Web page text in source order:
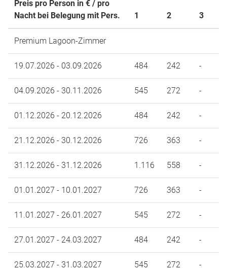
Preis pro Person in € / pro
Nacht bei Belegung mit Pers.
1 2 3
Premium Lagoon-Zimmer
19.07.2026 - 03.09.2026 484 242 -
04.09.2026 - 30.11.2026 545 272 -
01.12.2026 - 20.12.2026 484 242 -
21.12.2026 - 30.12.2026 726 363 -
31.12.2026 - 31.12.2026 1.116 558 -
01.01.2027 - 10.01.2027 726 363 -
11.01.2027 - 26.01.2027 545 272 -
27.01.2027 - 24.03.2027 484 242 -
25.03.2027 - 31.03.2027 545 272 -